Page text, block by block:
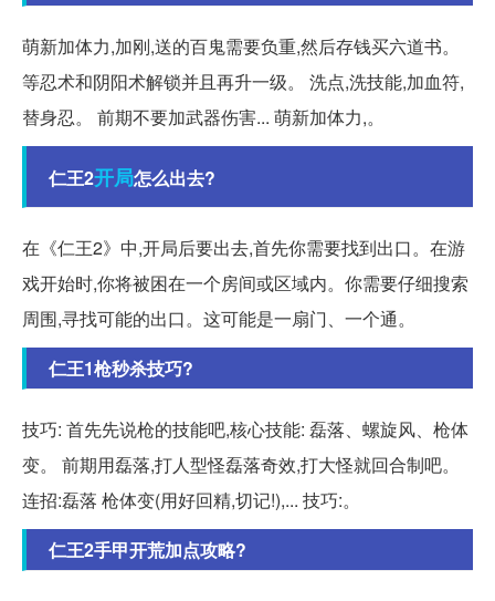
萌新加体力,加刚,送的百鬼需要负重,然后存钱买六道书。
等忍术和阴阳术解锁并且再升一级。 洗点,洗技能,加血符,
替身忍。 前期不要加武器伤害... 萌新加体力,。
仁王2开局怎么出去?
在《仁王2》中,开局后要出去,首先你需要找到出口。在游
戏开始时,你将被困在一个房间或区域内。你需要仔细搜索
周围,寻找可能的出口。这可能是一扇门、一个通。
仁王1枪秒杀技巧?
技巧: 首先先说枪的技能吧,核心技能: 磊落、螺旋风、枪体
变。 前期用磊落,打人型怪磊落奇效,打大怪就回合制吧。
连招:磊落 枪体变(用好回精,切记!),... 技巧:。
仁王2手甲开荒加点攻略?